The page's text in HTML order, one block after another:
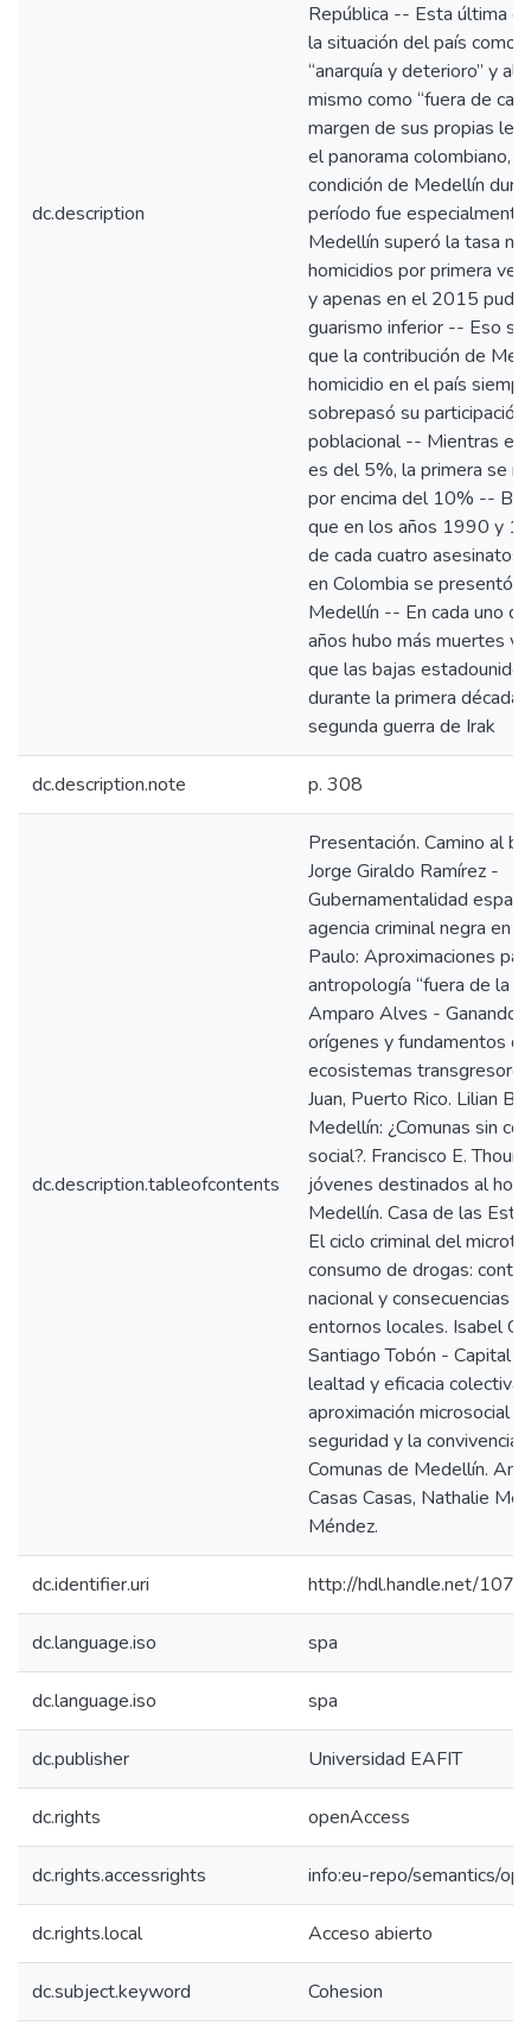
dc.description
República -- Esta última
la situación del país como
“anarquía y deterioro” y al
mismo como “fuera de
margen de sus propias
el panorama colombiano,
condición de Medellín
período fue
Medellín superó la tasa
homicidios por primera
y apenas en el 2015 pudo
guarismo inferior -- Eso
que la contribución de
homicidio en el país
sobrepasó su participación
poblacional -- Mientras
es del 5%, la primera se
por encima del 10% --
que en los años 1990 y
de cada cuatro asesinatos
en Colombia se presentó
Medellín -- En cada uno
años hubo más muertes
que las bajas
durante la primera década
segunda guerra de Irak
dc.description.note p. 308
dc.description.tableofcontents
Presentación. Camino al
Jorge Giraldo Ramírez -
Gubernamentalidad
agencia criminal negra en
Paulo: Aproximaciones
antropología “fuera de la
Amparo Alves - Ganando
orígenes y fundamentos
ecosistemas
Juan, Puerto Rico. Lilian
Medellín: ¿Comunas sin
social?. Francisco E.
jóvenes destinados al
Medellín. Casa de las
El ciclo criminal del
consumo de drogas:
nacional y consecuencias
entornos locales. Isabel
Santiago Tobón - Capital
lealtad y eficacia colectiva:
aproximación microsocial a
seguridad y la convivencia
Comunas de Medellín.
Casas Casas, Nathalie
Méndez.
dc.identifier.uri http://hdl.handle.net/
dc.language.iso spa
dc.language.iso spa
dc.publisher Universidad EAFIT
dc.rights openAccess
dc.rights.accessrights info:eu-repo/semantics/
dc.rights.local Acceso abierto
dc.subject.keyword Cohesion